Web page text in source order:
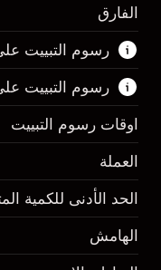
هذا السوق
الفروقات.
اعرف المزيد عن:
عقود الفروقات
الفارق
رسوم التبييت
الهامش.
رسم المبيت
رسوم التبييت
الهامش.
اوقات رسوم التبييت
العملة
الحد الأدنى للكمية
الهامش